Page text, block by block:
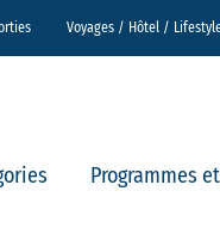
Voyages / Hôtel /
Programmes